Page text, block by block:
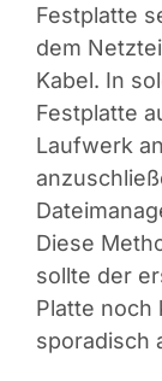
Festplatte
dem
Kabel. In
Festplatte
Laufwerk
Diese
sollte der
Platte noch
sporadisch